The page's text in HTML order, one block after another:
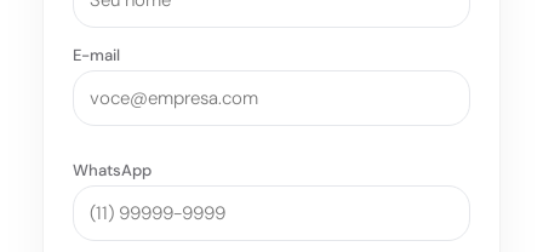
E-mail
WhatsApp